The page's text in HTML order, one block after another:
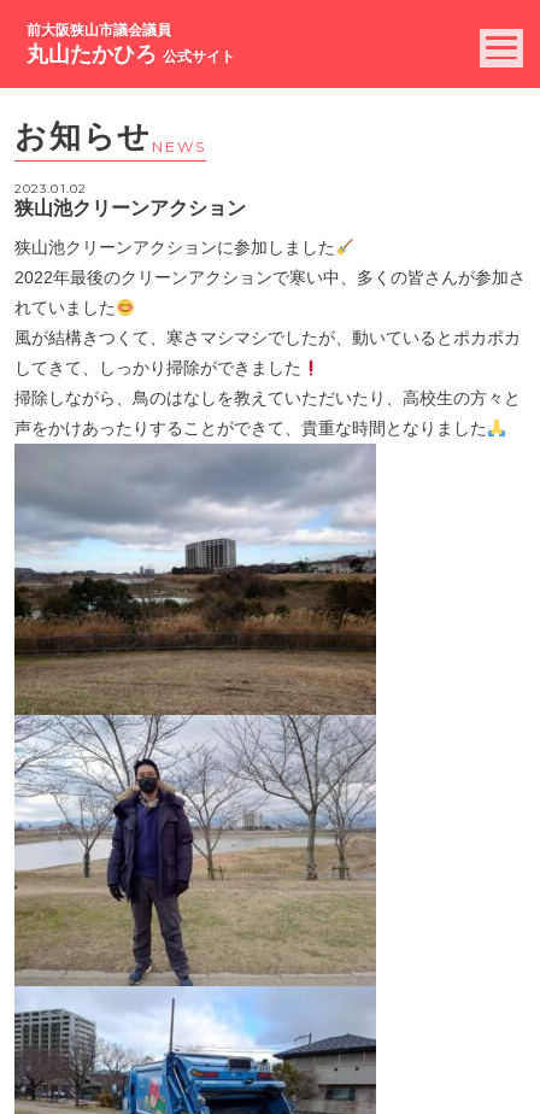
前大阪狭山市議会議員
丸山たかひろ公式サイト
お知らせ NEWS
2023.01.02
狭山池クリーンアクション
狭山池クリーンアクションに参加しました
2022年最後のクリーンアクションで寒い中、多くの皆さんが参加さ
れていました
風が結構きつくて、寒さマシマシでしたが、動いているとポカポカ
してきて、しっかり掃除ができました
掃除しながら、鳥のはなしを教えていただいたり、高校生の方々と
声をかけあったりすることができて、貴重な時間となりました